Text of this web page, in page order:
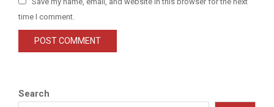
time I comment.
Search